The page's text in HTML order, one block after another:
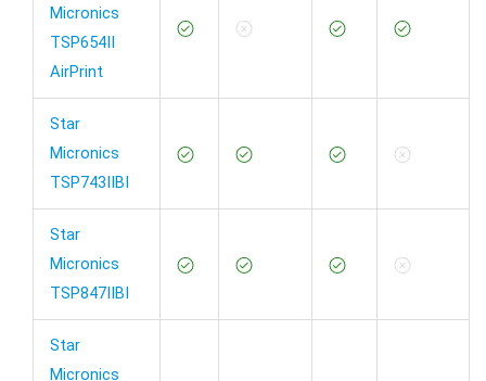
Micronics
TSP654II
AirPrint
Star
Micronics
TSP743IIBI
Star
Micronics
TSP847IIBI
Star
Micronics